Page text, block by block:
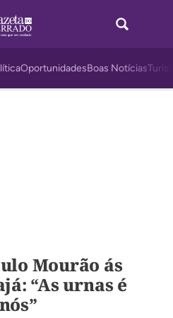
OportunidadesBoas Notícias
Mourão ás
“As urnas é